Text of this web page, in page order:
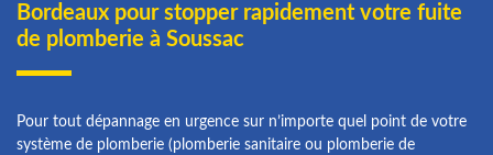
Bordeaux pour stopper rapidement votre fuite
de plomberie à Soussac
Pour tout dépannage en urgence sur n’importe quel point de votre
système de plomberie (plomberie sanitaire ou plomberie de